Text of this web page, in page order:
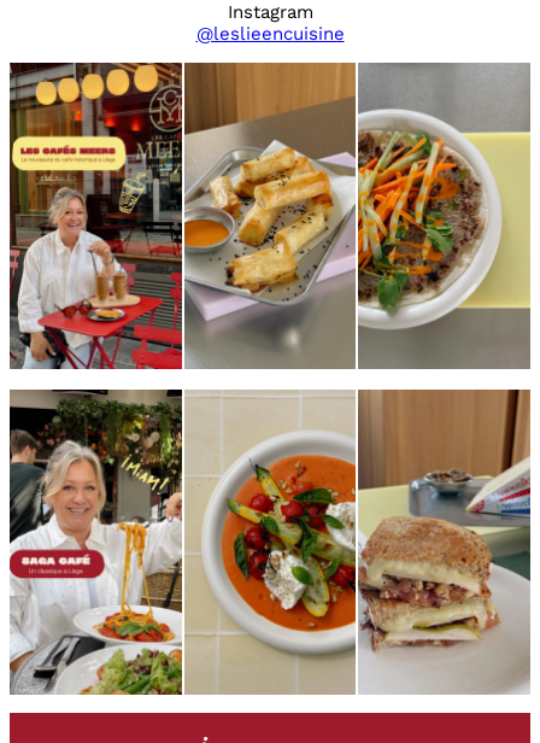
Instagram
@leslieencuisine